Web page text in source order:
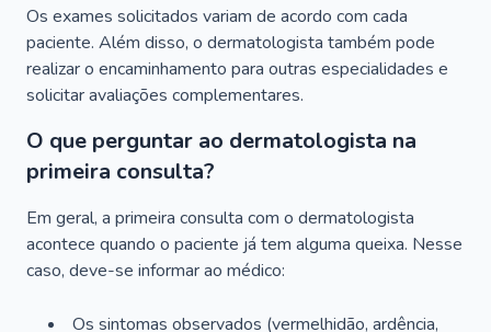
Os exames solicitados variam de acordo com cada
paciente. Além disso, o dermatologista também pode
realizar o encaminhamento para outras especialidades e
solicitar avaliações complementares.
O que perguntar ao dermatologista na
primeira consulta?
Em geral, a primeira consulta com o dermatologista
acontece quando o paciente já tem alguma queixa. Nesse
caso, deve-se informar ao médico:
Os sintomas observados (vermelhidão, ardência,